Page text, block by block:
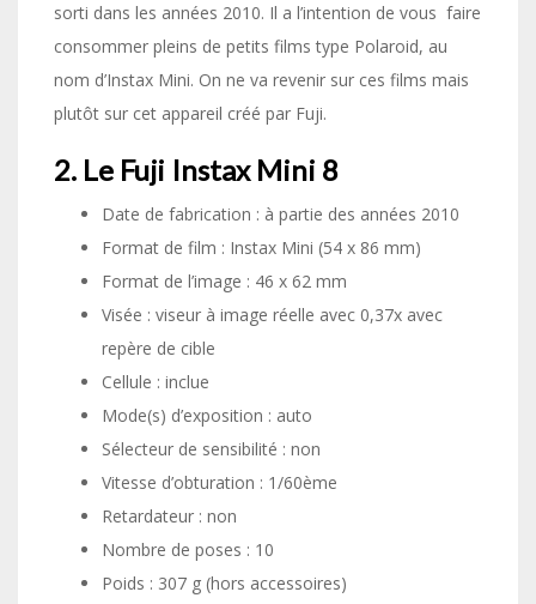
sorti dans les années 2010. Il a l’intention de vous faire
consommer pleins de petits films type Polaroid, au
nom d’Instax Mini. On ne va revenir sur ces films mais
plutôt sur cet appareil créé par Fuji.
2. Le Fuji Instax Mini 8
Date de fabrication : à partie des années 2010
Format de film : Instax Mini (54 x 86 mm)
Format de l’image : 46 x 62 mm
Visée : viseur à image réelle avec 0,37x avec
repère de cible
Cellule : inclue
Mode(s) d’exposition : auto
Sélecteur de sensibilité : non
Vitesse d’obturation : 1/60ème
Retardateur : non
Nombre de poses : 10
Poids : 307 g (hors accessoires)